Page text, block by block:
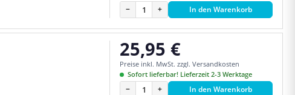
− + In den Warenkorb
Regulärer Preis:
25,95 €
Preise inkl. MwSt. zzgl. Versandkosten
Sofort lieferbar! Lieferzeit 2-3 Werktage
− + In den Warenkorb